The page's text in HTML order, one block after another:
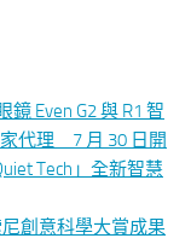
Even G2 與 R1 智
代理 7 月 30 日開
Tech」全新智慧
創意科學大賞成果